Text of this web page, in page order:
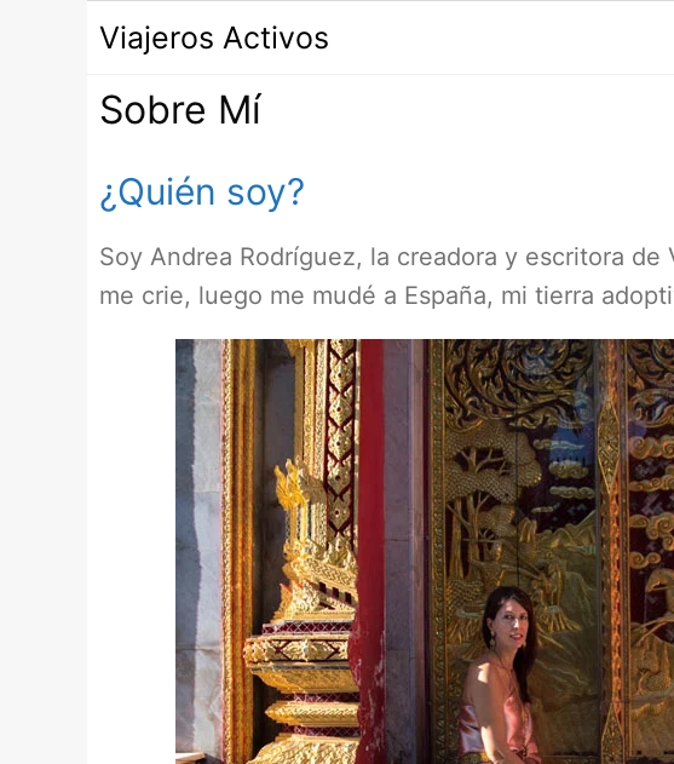
contenido
Viajeros Activos
Sobre Mí
¿Quién soy?
Soy Andrea Rodríguez, la creadora y escritora
me crie, luego me mudé a España, mi tierra